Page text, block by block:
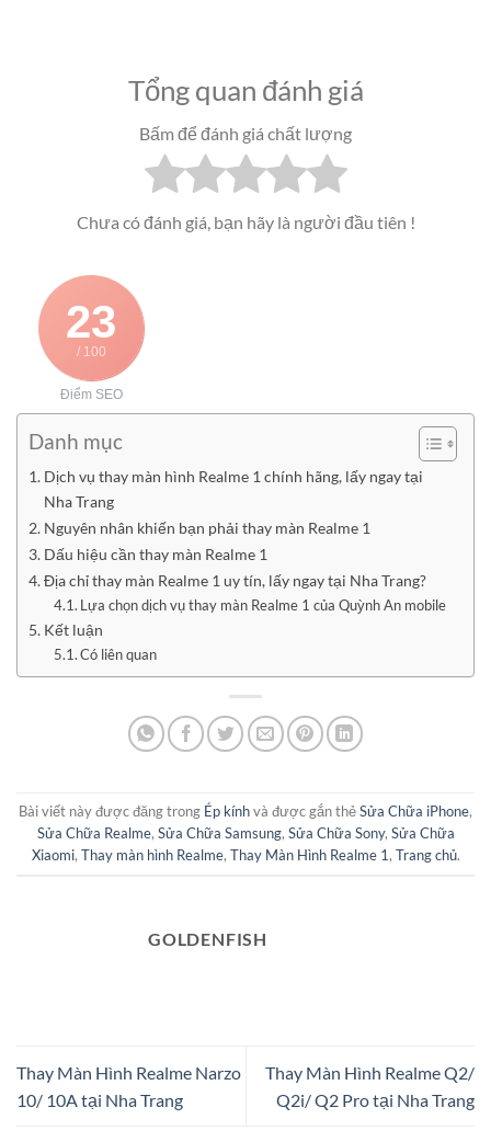
Tổng quan đánh giá
Bấm để đánh giá chất lượng
Chưa có đánh giá, bạn hãy là người đầu tiên !
23
/ 100
Điểm SEO
Danh mục
Dịch vụ thay màn hình Realme 1 chính hãng, lấy ngay tại
Nha Trang
Nguyên nhân khiến bạn phải thay màn Realme 1
Dấu hiệu cần thay màn Realme 1
Địa chỉ thay màn Realme 1 uy tín, lấy ngay tại Nha Trang?
Lựa chọn dịch vụ thay màn Realme 1 của Quỳnh An mobile
Kết luận
Có liên quan
Bài viết này được đăng trong Ép kínhvà được gắn thẻSửa Chữa iPhone,
Sửa Chữa Realme, Sửa Chữa Samsung, Sửa Chữa Sony, Sửa Chữa
Xiaomi, Thay màn hình Realme, Thay Màn Hình Realme 1, Trang chủ.
GOLDENFISH
Thay Màn Hình Realme Narzo
10/ 10A tại Nha Trang
Thay Màn Hình Realme Q2/
Q2i/ Q2 Pro tại Nha Trang